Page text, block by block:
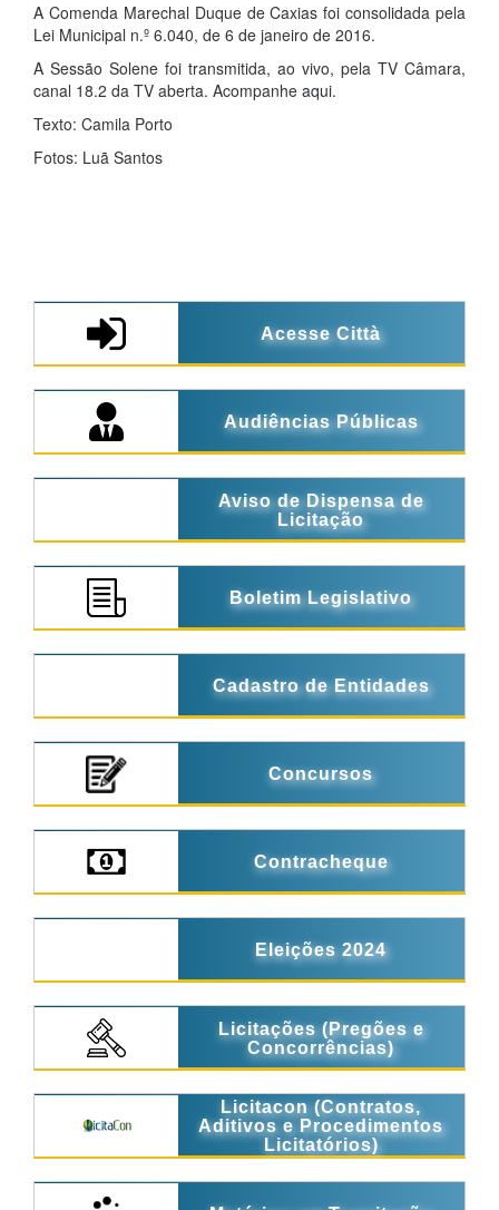
A Comenda Marechal Duque de Caxias foi consolidada pela
Lei Municipal n.º 6.040, de 6 de janeiro de 2016.
A Sessão Solene foi transmitida, ao vivo, pela TV Câmara,
canal 18.2 da TV aberta. Acompanhe aqui.
Texto: Camila Porto
Fotos: Luã Santos
Acesse Città
Audiências Públicas
Aviso de Dispensa de
Licitação
Boletim Legislativo
Cadastro de Entidades
Concursos
Contracheque
Eleições 2024
Licitações (Pregões e
Concorrências)
Licitacon (Contratos,
Aditivos e Procedimentos
Licitatórios)